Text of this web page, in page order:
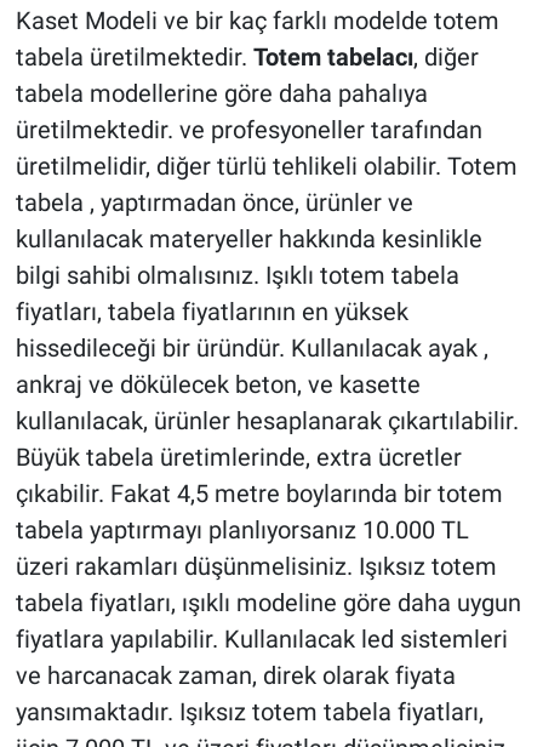
Kaset Modeli ve bir kaç farklı modelde totem
tabela üretilmektedir. Totem tabelacı, diğer
tabela modellerine göre daha pahalıya
üretilmektedir. ve profesyoneller tarafından
üretilmelidir, diğer türlü tehlikeli olabilir. Totem
tabela , yaptırmadan önce, ürünler ve
kullanılacak materyeller hakkında kesinlikle
bilgi sahibi olmalısınız. Işıklı totem tabela
fiyatları, tabela fiyatlarının en yüksek
hissedileceği bir üründür. Kullanılacak ayak ,
ankraj ve dökülecek beton, ve kasette
kullanılacak, ürünler hesaplanarak çıkartılabilir.
Büyük tabela üretimlerinde, extra ücretler
çıkabilir. Fakat 4,5 metre boylarında bir totem
tabela yaptırmayı planlıyorsanız 10.000 TL
üzeri rakamları düşünmelisiniz. Işıksız totem
tabela fiyatları, ışıklı modeline göre daha uygun
fiyatlara yapılabilir. Kullanılacak led sistemleri
ve harcanacak zaman, direk olarak fiyata
yansımaktadır. Işıksız totem tabela fiyatları,